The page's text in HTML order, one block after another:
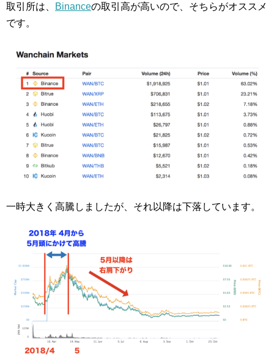
取引所は、 Binanceの取引高が高いので、そちらがオススメ
です。
一時大きく高騰しましたが、それ以降は下落しています。